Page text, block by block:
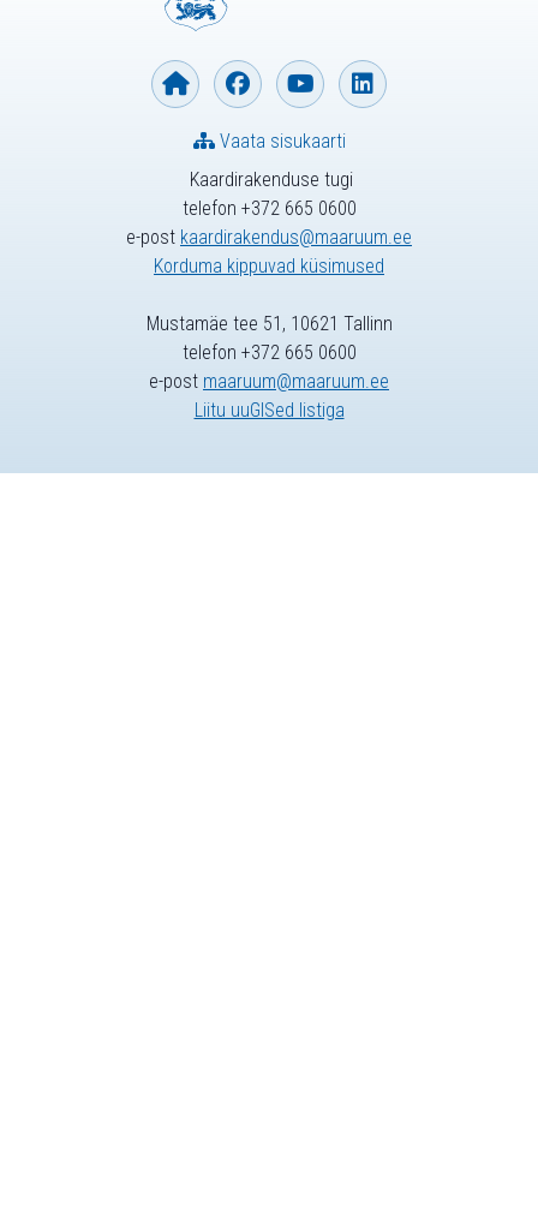
Kaardirakenduse tugi
telefon +372 665 0600
e-post kaardirakendus@maaruum.ee
Korduma kippuvad küsimused
Vaata sisukaarti
Mustamäe tee 51, 10621 Tallinn
telefon +372 665 0600
e-post maaruum@maaruum.ee
Liitu uuGISed listiga